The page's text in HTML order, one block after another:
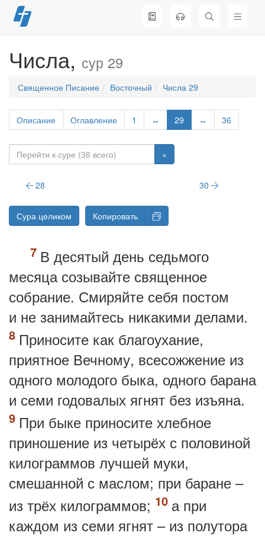
Перейти
к
Числа, сур 29
Священное Писание Восточный Числа 29
Описание Оглавление 1 ↔ 29 ↔ 36
»
28 30
Сура целиком Копировать
В десятый день седьмого
месяца созывайте священное
собрание. Смиряйте себя постом
и не занимайтесь никакими делами.
Приносите как благоухание,
приятное Вечному, всесожжение из
одного молодого быка, одного барана
и семи годовалых ягнят без изъяна.
При быке приносите хлебное
приношение из четырёх с половиной
килограммов лучшей муки,
смешанной с маслом; при баране –
из трёх килограммов;
а при
каждом из семи ягнят – из полутора